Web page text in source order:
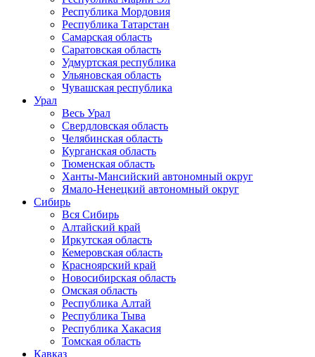
Республика Мордовия
Республика Татарстан
Самарская область
Саратовская область
Удмуртская республика
Ульяновская область
Чувашская республика
Урал
Весь Урал
Свердловская область
Челябинская область
Курганская область
Тюменская область
Ханты-Мансийский автономный округ
Ямало-Ненецкий автономный округ
Сибирь
Вся Сибирь
Алтайский край
Иркутская область
Кемеровская область
Красноярский край
Новосибирская область
Омская область
Республика Алтай
Республика Тыва
Республика Хакасия
Томская область
Кавказ